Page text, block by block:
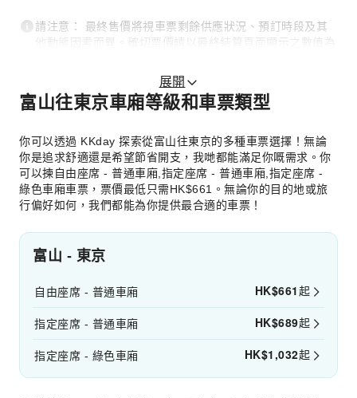
請注意： 最終售價將視車票剩餘供應狀況、預訂時段及其
他動態因素而異。確切票價請以最終結算頁面顯示之數值為
展開
富山往東京車廂等級和車票類型
你可以透過 KKday 探索從富山往東京的多種車票選擇！無論
你是追求舒適還是希望節省開支，我哋都能滿足你嘅需求。你
可以揀自由座席 - 普通車廂,指定座席 - 普通車廂,指定座席 -
綠色車廂車票，票價最低只需HK$661。無論你的目的地或旅
行偏好如何，我們都能為你提供最合適的車票！
富山 - 東京
自由座席 - 普通車廂 HK$661起
指定座席 - 普通車廂 HK$689起
指定座席 - 綠色車廂 HK$1,032起